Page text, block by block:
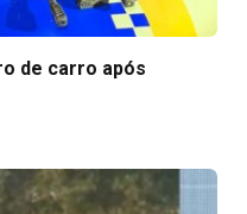
de carro após